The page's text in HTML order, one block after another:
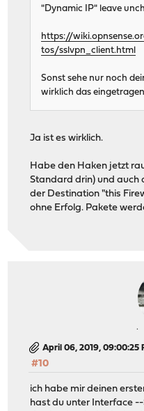
"Dynamic IP" leave
https://
tos/sslvpn_client.html
Sonst sehe nur noch
wirklich das
Ja ist es wirklich.
Habe den Haken jetzt
Standard drin) und auch
der Destination "this
ohne Erfolg. Pakete
April 06, 2019, 09:00:25
#10
ich habe mir deinen
hast du unter Interface